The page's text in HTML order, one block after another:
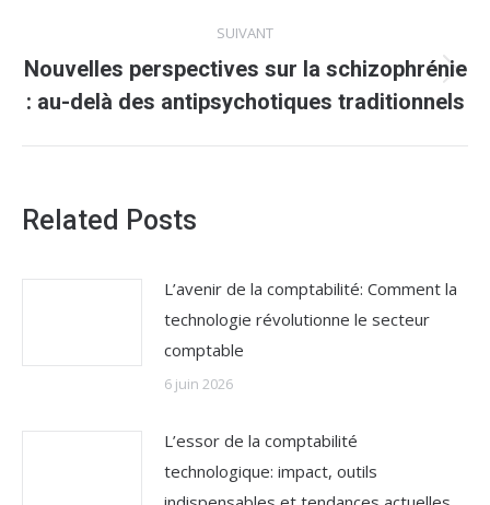
SUIVANT
Article
suivant
:
Nouvelles perspectives sur la schizophrénie
: au-delà des antipsychotiques traditionnels
Related Posts
L’avenir de la comptabilité: Comment la
technologie révolutionne le secteur
comptable
6 juin 2026
L’essor de la comptabilité
technologique: impact, outils